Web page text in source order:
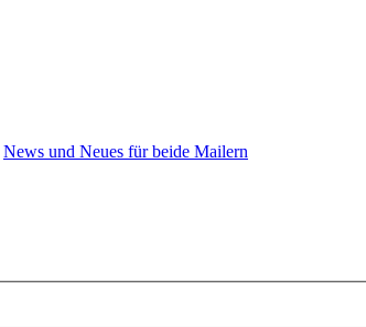
News und Neues für beide Mailern